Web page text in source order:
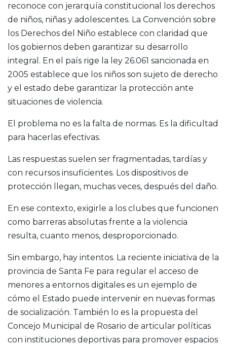
reconoce con jerarquía constitucional los derechos
de niños, niñas y adolescentes. La Convención sobre
los Derechos del Niño establece con claridad que
los gobiernos deben garantizar su desarrollo
integral. En el país rige la ley 26.061 sancionada en
2005 establece que los niños son sujeto de derecho
y el estado debe garantizar la protección ante
situaciones de violencia.
El problema no es la falta de normas. Es la dificultad
para hacerlas efectivas.
Las respuestas suelen ser fragmentadas, tardías y
con recursos insuficientes. Los dispositivos de
protección llegan, muchas veces, después del daño.
En ese contexto, exigirle a los clubes que funcionen
como barreras absolutas frente a la violencia
resulta, cuanto menos, desproporcionado.
Sin embargo, hay intentos. La reciente iniciativa de la
provincia de Santa Fe para regular el acceso de
menores a entornos digitales es un ejemplo de
cómo el Estado puede intervenir en nuevas formas
de socialización. También lo es la propuesta del
Concejo Municipal de Rosario de articular políticas
con instituciones deportivas para promover espacios